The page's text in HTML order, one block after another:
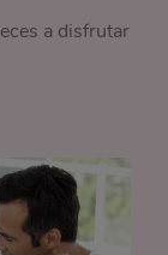
a disfrutar